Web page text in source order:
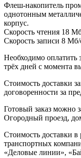
Флеш-накопитель
однотонным
корпус.
Cкорость чтения 18
Скорость записи 8 Мб/
Необходимо оплатить
трёх дней с момента
Стоимость доставки
договоренности за
Готовый заказ можно
Огородный проезд,
Стоимость доставки в
транспортных
«Деловые линии»,